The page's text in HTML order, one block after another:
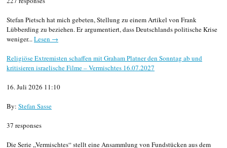
Stefan Pietsch hat mich gebeten, Stellung zu einem Artikel von Frank
Lübberding zu beziehen. Er argumentiert, dass Deutschlands politische Krise
weniger... Lesen →
Religiöse Extremisten schaffen mit Graham Platner den Sonntag ab und
kritisieren israelische Filme – Vermischtes 16.07.2027
16. Juli 2026 11:10
By: Stefan Sasse
37 responses
Die Serie „Vermischtes“ stellt eine Ansammlung von Fundstücken aus dem